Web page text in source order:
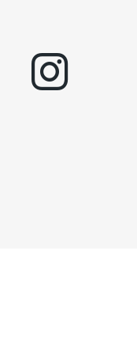
instagram